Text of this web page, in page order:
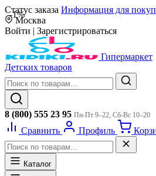
Статус заказа Информация для
Москва
Войти | Зарегистрироваться
Гипермаркет
Детских товаров
8 (800) 555 23 95 Пн-Пт 9–22, Сб-Вс 10–20
Сравнить Профиль
Каталог
-1%